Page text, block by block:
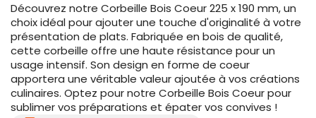
Découvrez notre Corbeille Bois Coeur 225 x 190 mm, un
choix idéal pour ajouter une touche d'originalité à votre
présentation de plats. Fabriquée en bois de qualité,
cette corbeille offre une haute résistance pour un
usage intensif. Son design en forme de coeur
apportera une véritable valeur ajoutée à vos créations
culinaires. Optez pour notre Corbeille Bois Coeur pour
sublimer vos préparations et épater vos convives !